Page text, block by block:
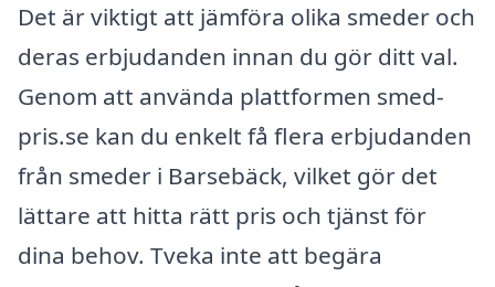
Det är viktigt att jämföra olika smeder och
deras erbjudanden innan du gör ditt val.
Genom att använda plattformen smed-
pris.se kan du enkelt få flera erbjudanden
från smeder i Barsebäck, vilket gör det
lättare att hitta rätt pris och tjänst för
dina behov. Tveka inte att begära